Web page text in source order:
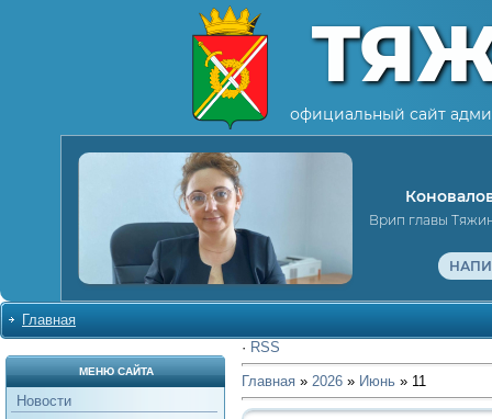
официальный сайт
Врип главы
Главная
МЕНЮ САЙТА
Новости
· RSS
Главная » 2026 » Июнь » 11